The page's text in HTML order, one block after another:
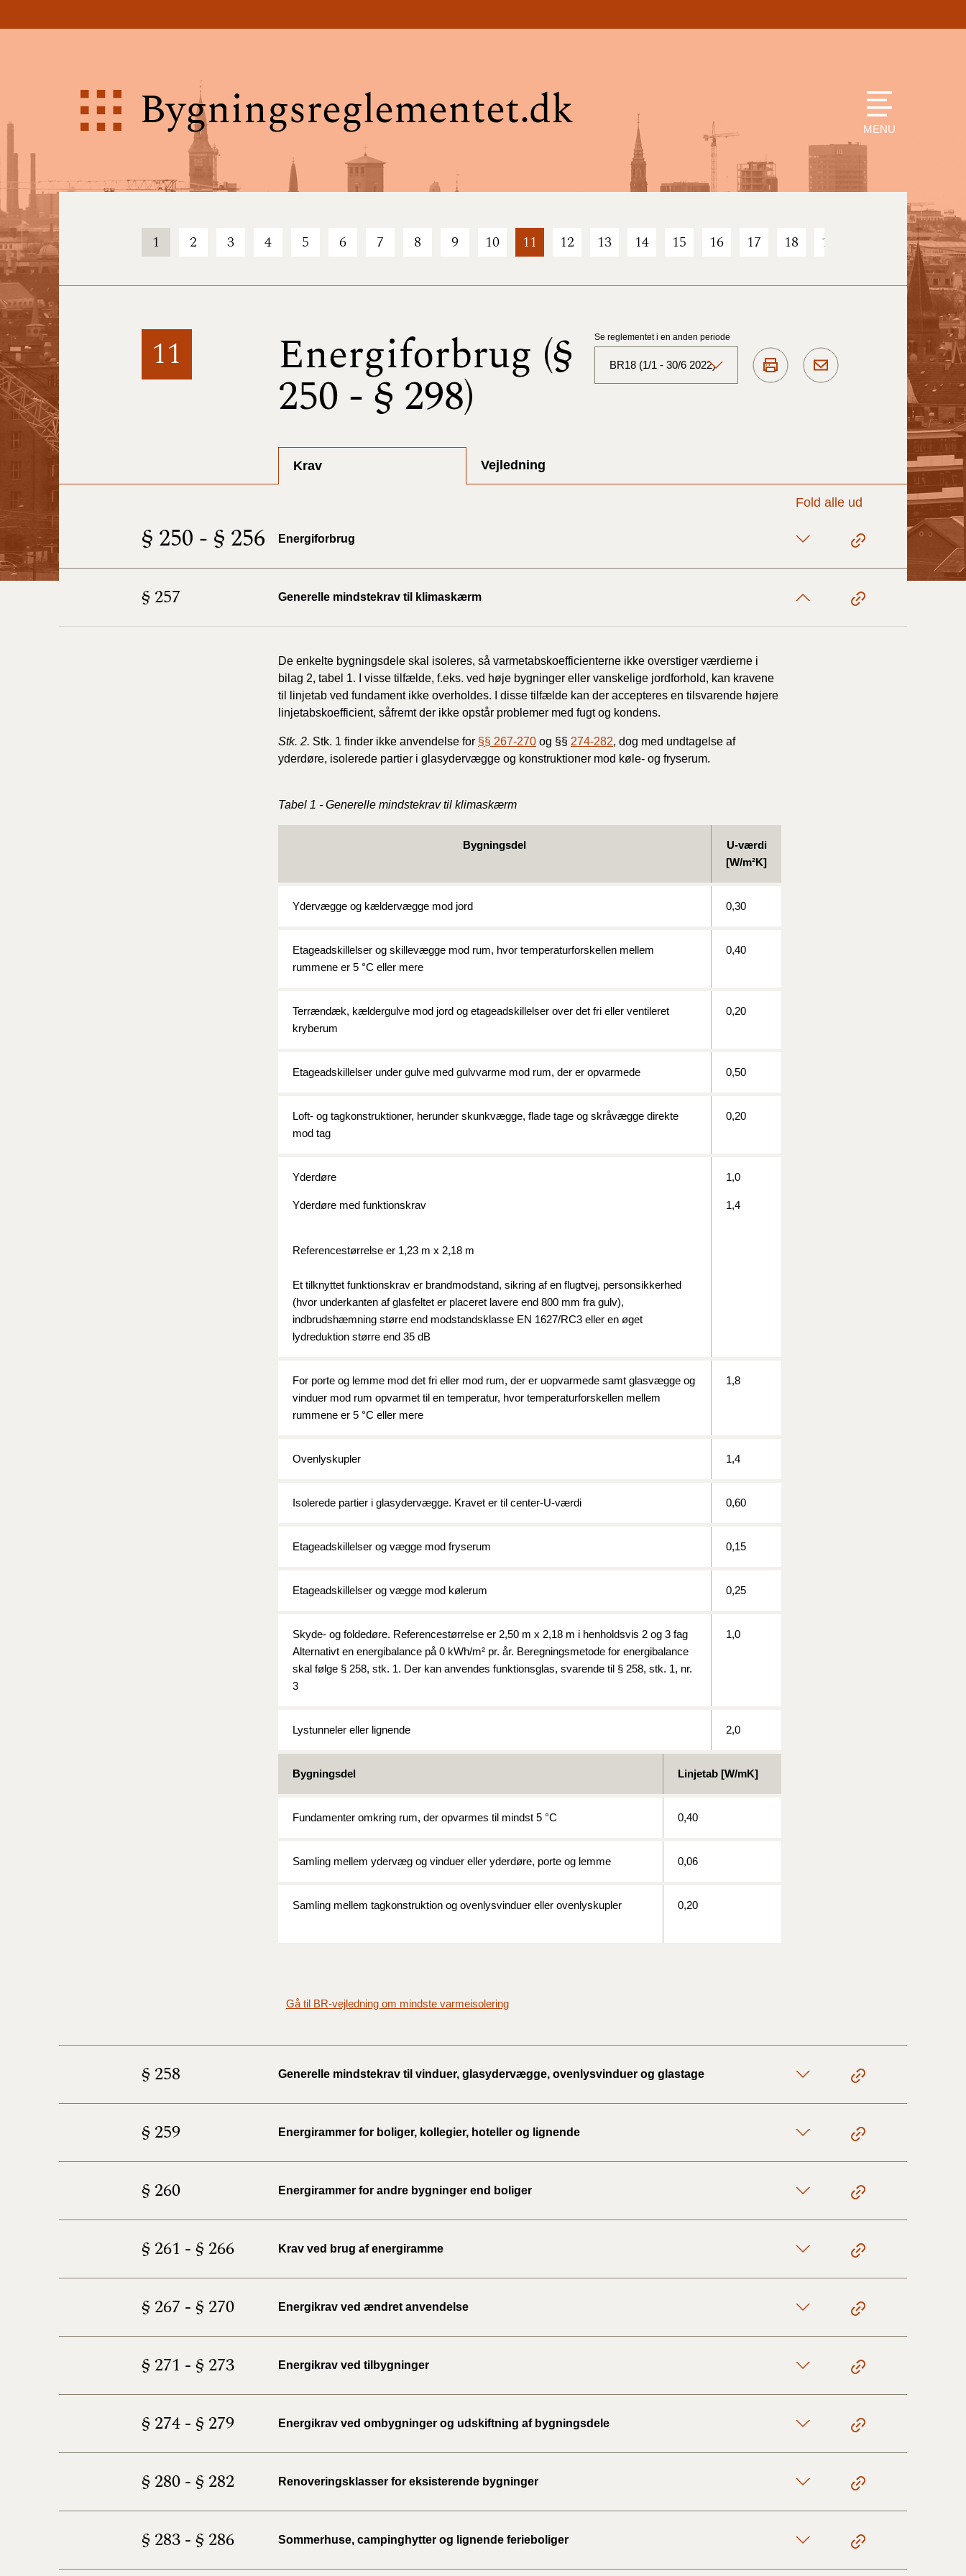
Bygningsreglementet.dk MENU
1 2 3 4 5 6 7 8 9 10 11 12 13 14 15 16 17 18 19 21 22
11 Energiforbrug (§
250 - § 298)
Se reglementet i en anden periode
BR18 (1/1 - 30/6 2022)
BR18 (1/1- 31/12
BR18 (17/9 - 31/12
2022)
2022)
BR18 (29/6 - 31/12
BR18 (1/1-9/3 2020)
2019)
Krav Vejledning
Fold alle ud
§ 250 - § 256 Energiforbrug
§ 257 Generelle mindstekrav til klimaskærm
De enkelte bygningsdele skal isoleres, så varmetabskoefficienterne ikke overstiger værdierne i
bilag 2, tabel 1. I visse tilfælde, f.eks. ved høje bygninger eller vanskelige jordforhold, kan kravene
til linjetab ved fundament ikke overholdes. I disse tilfælde kan der accepteres en tilsvarende højere
linjetabskoefficient, såfremt der ikke opstår problemer med fugt og kondens.
Stk. 2. Stk. 1 finder ikke anvendelse for §§ 267-270 og §§ 274-282, dog med undtagelse af
yderdøre, isolerede partier i glasydervægge og konstruktioner mod køle- og fryserum.
Tabel 1 - Generelle mindstekrav til klimaskærm
Bygningsdel
U-værdi
[W/m²K]
Ydervægge og kældervægge mod jord 0,30
Etageadskillelser og skillevægge mod rum, hvor temperaturforskellen mellem
rummene er 5 °C eller mere
0,40
Terrændæk, kældergulve mod jord og etageadskillelser over det fri eller ventileret
kryberum
0,20
Etageadskillelser under gulve med gulvvarme mod rum, der er opvarmede 0,50
Loft- og tagkonstruktioner, herunder skunkvægge, flade tage og skråvægge direkte
mod tag
0,20
Yderdøre
Yderdøre med funktionskrav
Referencestørrelse er 1,23 m x 2,18 m
Et tilknyttet funktionskrav er brandmodstand, sikring af en flugtvej, personsikkerhed
(hvor underkanten af glasfeltet er placeret lavere end 800 mm fra gulv),
indbrudshæmning større end modstandsklasse EN 1627/RC3 eller en øget
lydreduktion større end 35 dB
1,0
1,4
For porte og lemme mod det fri eller mod rum, der er uopvarmede samt glasvægge og
vinduer mod rum opvarmet til en temperatur, hvor temperaturforskellen mellem
rummene er 5 °C eller mere
1,8
Ovenlyskupler 1,4
Isolerede partier i glasydervægge. Kravet er til center-U-værdi 0,60
Etageadskillelser og vægge mod fryserum 0,15
Etageadskillelser og vægge mod kølerum 0,25
Skyde- og foldedøre. Referencestørrelse er 2,50 m x 2,18 m i henholdsvis 2 og 3 fag
Alternativt en energibalance på 0 kWh/m² pr. år. Beregningsmetode for energibalance
skal følge § 258, stk. 1. Der kan anvendes funktionsglas, svarende til § 258, stk. 1, nr.
3
1,0
Lystunneler eller lignende 2,0
Bygningsdel Linjetab [W/mK]
Fundamenter omkring rum, der opvarmes til mindst 5 °C 0,40
Samling mellem ydervæg og vinduer eller yderdøre, porte og lemme 0,06
Samling mellem tagkonstruktion og ovenlysvinduer eller ovenlyskupler 0,20
Gå til BR-vejledning om mindste varmeisolering
§ 258 Generelle mindstekrav til vinduer, glasydervægge, ovenlysvinduer og glastage
§ 259 Energirammer for boliger, kollegier, hoteller og lignende
§ 260 Energirammer for andre bygninger end boliger
§ 261 - § 266 Krav ved brug af energiramme
§ 267 - § 270 Energikrav ved ændret anvendelse
§ 271 - § 273 Energikrav ved tilbygninger
§ 274 - § 279 Energikrav ved ombygninger og udskiftning af bygningsdele
§ 280 - § 282 Renoveringsklasser for eksisterende bygninger
§ 283 - § 286 Sommerhuse, campinghytter og lignende ferieboliger